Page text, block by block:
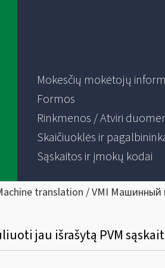
Mokesčių mokėtojų
Formos
Rinkmenos / Atviri
Skaičiuoklės ir
Sąskaitos ir įmokų kodai
translation / VMI